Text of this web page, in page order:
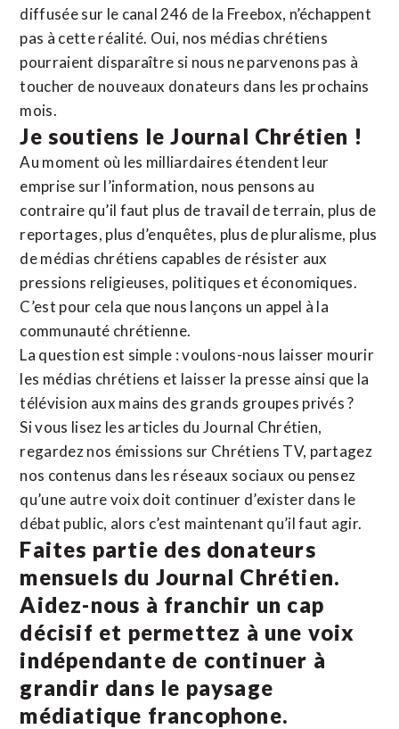
diffusée sur le canal 246 de la Freebox, n’échappent
pas à cette réalité. Oui, nos médias chrétiens
pourraient disparaître si nous ne parvenons pas à
toucher de nouveaux donateurs dans les prochains
mois.
Je soutiens le Journal Chrétien !
Au moment où les milliardaires étendent leur
emprise sur l’information, nous pensons au
contraire qu’il faut plus de travail de terrain, plus de
reportages, plus d’enquêtes, plus de pluralisme, plus
de médias chrétiens capables de résister aux
pressions religieuses, politiques et économiques.
C’est pour cela que nous lançons un appel à la
communauté chrétienne.
La question est simple : voulons-nous laisser mourir
les médias chrétiens et laisser la presse ainsi que la
télévision aux mains des grands groupes privés ?
Si vous lisez les articles du Journal Chrétien,
regardez nos émissions sur Chrétiens TV, partagez
nos contenus dans les réseaux sociaux ou pensez
qu’une autre voix doit continuer d’exister dans le
débat public, alors c’est maintenant qu’il faut agir.
Faites partie des donateurs
mensuels du Journal Chrétien.
Aidez-nous à franchir un cap
décisif et permettez à une voix
indépendante de continuer à
grandir dans le paysage
médiatique francophone.